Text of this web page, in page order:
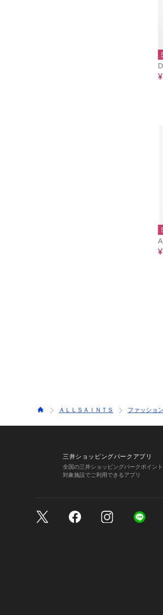
ＡＬＬＳＡＩＮＴＳ ファッション
三井ショッピングパークアプリ
全国の三井ショッピングパークポイント
対象施設でご利用できるアプリ